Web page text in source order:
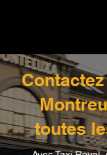
toutes